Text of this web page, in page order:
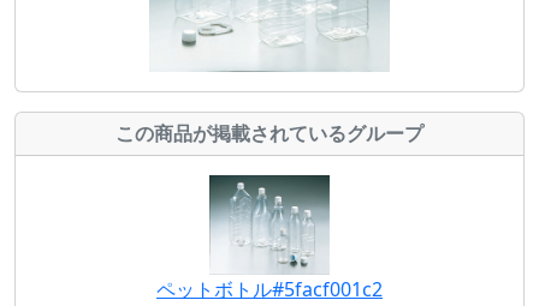
この商品が掲載されているグループ
ペットボトル#5facf001c2